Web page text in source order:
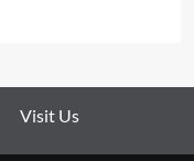
Visit Us